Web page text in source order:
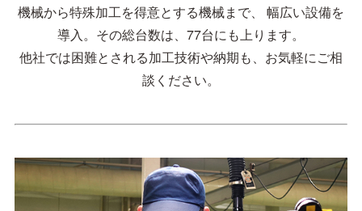
機械から特殊加工を得意とする機械まで、
幅広い設備を
導入。その総台数は、77台にも上ります。
他社では困難とされる加工技術や納期も、お気軽にご相
談ください。